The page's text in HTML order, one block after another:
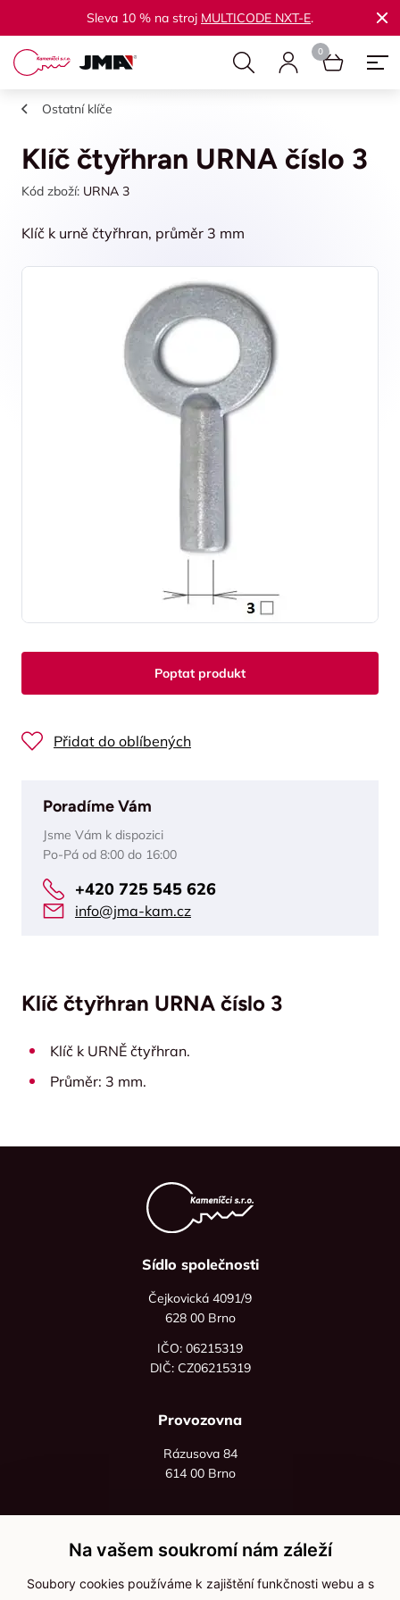
Sleva 10 % na stroj MULTICODE NXT-E.
Ostatní klíče
Klíč čtyřhran URNA číslo 3
Kód zboží: URNA 3
Klíč k urně čtyřhran, průměr 3 mm
Poptat produkt
Přidat do oblíbených
Poradíme Vám
Jsme Vám k dispozici
Po-Pá od 8:00 do 16:00
+420 725 545 626
info@jma-kam.cz
Klíč čtyřhran URNA číslo 3
Klíč k URNĚ čtyřhran.
Průměr: 3 mm.
Sídlo společnosti
Čejkovická 4091/9
628 00 Brno
IČO: 06215319
DIČ: CZ06215319
Provozovna
Rázusova 84
614 00 Brno
+420 736 535 066
Po - pá: 8:00 - 16:00
Na vašem soukromí nám záleží
Soubory cookies používáme k zajištění funkčnosti webu a s